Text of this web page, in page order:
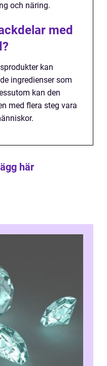
och näring.
med
kan
ingredienser som
kan den
med flera steg vara
här